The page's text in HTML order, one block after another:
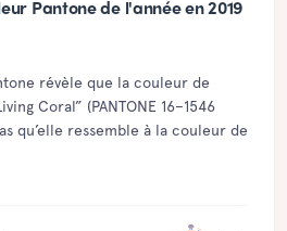
Pantone de l'année en 2019
révèle que la couleur de
Coral” (PANTONE 16–1546
qu’elle ressemble à la couleur de